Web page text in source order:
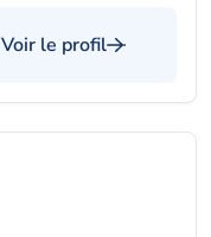
Voir le profil